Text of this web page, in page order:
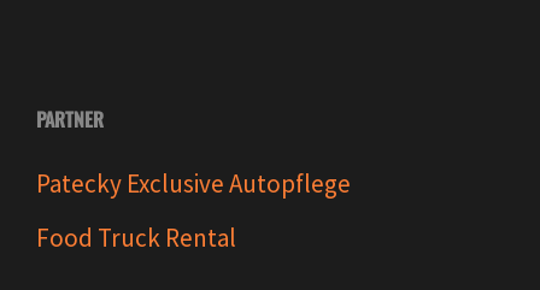
PARTNER
Patecky Exclusive Autopflege
Food Truck Rental